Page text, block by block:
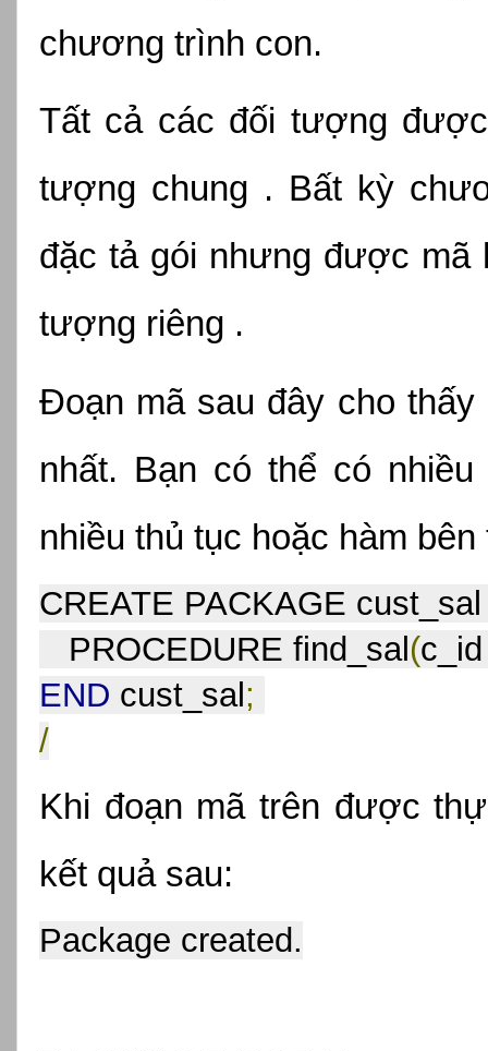
chương trình con.
Tất cả các đối tượng
tượng chung . Bất kỳ
đặc tả gói nhưng được mã
tượng riêng .
Đoạn mã sau đây cho
nhất. Bạn có thể có
nhiều thủ tục hoặc hàm
CREATE PACKAGE
PROCEDURE find_sal (
END cust_sal ;
/
Khi đoạn mã trên được
kết quả sau:
Package created.